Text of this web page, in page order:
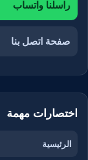
راسلنا واتساب
صفحة اتصل بنا
اختصارات مهمة
الرئيسية